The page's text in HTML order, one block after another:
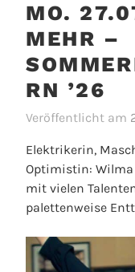
MO.
MEHR –
RN ’26
Veröffentlicht am
Elektrikerin,
Optimistin:
mit vielen
palettenweise